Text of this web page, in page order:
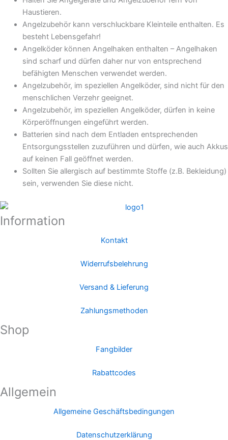
Haustieren.
Angelzubehör kann verschluckbare Kleinteile enthalten. Es
besteht Lebensgefahr!
Angelköder können Angelhaken enthalten – Angelhaken
sind scharf und dürfen daher nur von entsprechend
befähigten Menschen verwendet werden.
Angelzubehör, im speziellen Angelköder, sind nicht für den
menschlichen Verzehr geeignet.
Angelzubehör, im speziellen Angelköder, dürfen in keine
Körperöffnungen eingeführt werden.
Batterien sind nach dem Entladen entsprechenden
Entsorgungsstellen zuzuführen und dürfen, wie auch Akkus
auf keinen Fall geöffnet werden.
Sollten Sie allergisch auf bestimmte Stoffe (z.B. Bekleidung)
sein, verwenden Sie diese nicht.
Information
Kontakt
Widerrufsbelehrung
Versand & Lieferung
Zahlungsmethoden
Shop
Fangbilder
Rabattcodes
Allgemein
Allgemeine Geschäftsbedingungen
Datenschutzerklärung